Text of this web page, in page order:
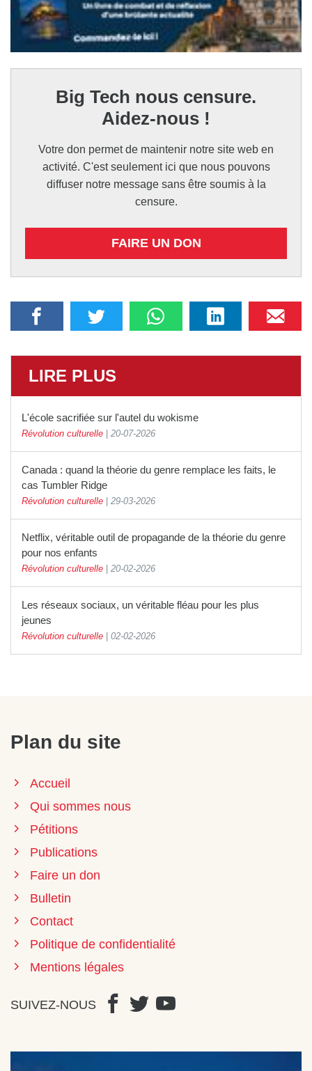
Big Tech nous censure.
Aidez-nous !
Votre don permet de maintenir notre site web en
activité. C'est seulement ici que nous pouvons
diffuser notre message sans être soumis à la
censure.
FAIRE UN DON
LIRE PLUS
L'école sacrifiée sur l'autel du wokisme
Révolution culturelle | 20-07-2026
Canada : quand la théorie du genre remplace les faits, le
cas Tumbler Ridge
Révolution culturelle | 29-03-2026
Netflix, véritable outil de propagande de la théorie du genre
pour nos enfants
Révolution culturelle | 20-02-2026
Les réseaux sociaux, un véritable fléau pour les plus
jeunes
Révolution culturelle | 02-02-2026
Plan du site
Accueil
Qui sommes nous
Pétitions
Publications
Faire un don
Bulletin
Contact
Politique de confidentialité
Mentions légales
SUIVEZ-NOUS